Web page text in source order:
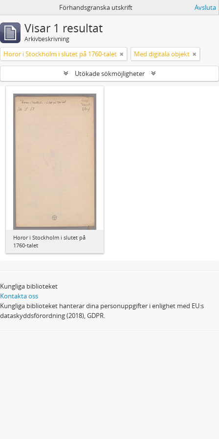
Förhandsgranska utskrift Avsluta
Visar 1 resultat
Arkivbeskrivning
Horor i Stockholm i slutet på 1760-talet Med digitala objekt
Utökade sökmöjligheter
Horor i Stockholm i slutet på
1760-talet
Kungliga biblioteket
Kontakta oss
Kungliga biblioteket hanterar dina personuppgifter i enlighet med EU:s
dataskyddsförordning (2018), GDPR.